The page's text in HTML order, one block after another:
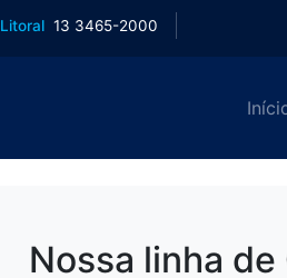
Litoral 13 3465-2000
Nossa linha